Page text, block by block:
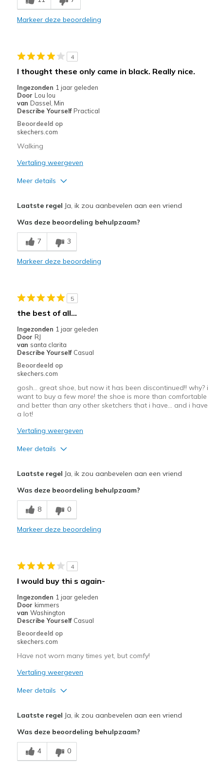
Minpunten
Not really slip ons
Casual Wear
Going Out
Travel
Width
Feels too wide
Sizing
View On Shoes
Markeer deze beoordeling
4
I thought these only came in black. Really nice.
Ingezonden 1 jaar geleden
Door Lou lou
van Dassel, Min
Describe Yourself Practical
Beoordeeld op
skechers.com
Walking
Vertaling weergeven
Meer details
Comfortable
Beste toepassingen
Casual Wear
View On Shoes
I'm Really Into Shoes
Laatste regel Ja, ik zou aanbevelen aan een vriend
Was deze beoordeling behulpzaam?
7 3
Markeer deze beoordeling
5
the best of all...
Ingezonden 1 jaar geleden
Door RJ
van santa clarita
Describe Yourself Casual
Beoordeeld op
skechers.com
gosh... great shoe, but now it has been discontinued!! why? i
want to buy a few more! the shoe is more than comfortable
and better than any other sketchers that i have... and i have
a lot!
Vertaling weergeven
Meer details
Breathe Well
Comfortable
Going Out
Feels true to size
View On Shoes
Shoes are for Wearing
Laatste regel Ja, ik zou aanbevelen aan een vriend
Was deze beoordeling behulpzaam?
8 0
Markeer deze beoordeling
4
I would buy thi s again-
Ingezonden 1 jaar geleden
Door kimmers
van Washington
Describe Yourself Casual
Beoordeeld op
skechers.com
Have not worn many times yet, but comfy!
Vertaling weergeven
Meer details
Comfortable
Durable
Laatste regel Ja, ik zou aanbevelen aan een vriend
Was deze beoordeling behulpzaam?
4 0